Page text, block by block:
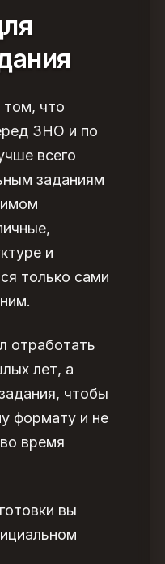
том, что
ЗНО и по
всего
заданиям
и
только сами
отработать
лет, а
чтобы
формату и не
время
вы